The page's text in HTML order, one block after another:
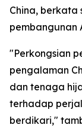
China, berkata
pembangunan
"Perkongsian
pengalaman
dan tenaga
terhadap
berdikari,"